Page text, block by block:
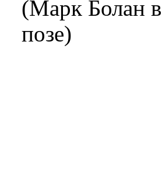
(Марк Болан
позе)